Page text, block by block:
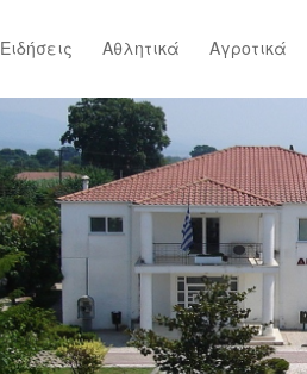
Ειδήσεις Αθλητικά Αγροτικά